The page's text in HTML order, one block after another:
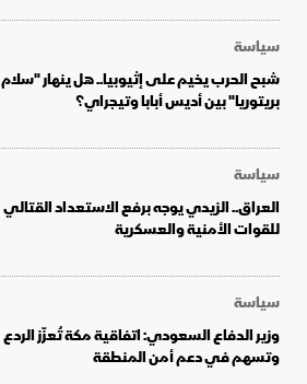
سياسة
شبح الحرب يخيم على إثيوبيا.. هل ينهار "سلام
بريتوريا" بين أديس أبابا وتيجراي؟
سياسة
العراق.. الزيدي يوجه برفع الاستعداد القتالي
للقوات الأمنية والعسكرية
سياسة
وزير الدفاع السعودي: اتفاقية مكة تُعزّز الردع
وتسهم في دعم أمن المنطقة